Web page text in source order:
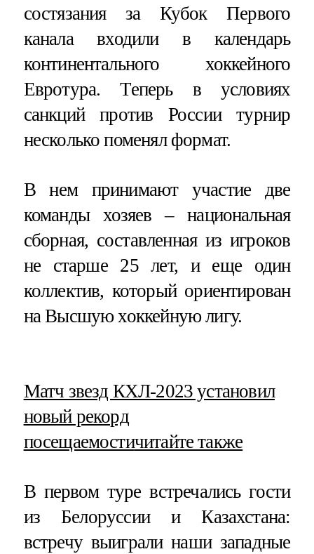
состязания за Кубок Первого
канала входили в календарь
континентального хоккейного
Евротура. Теперь в условиях
санкций против России турнир
несколько поменял формат.
В нем принимают участие две
команды хозяев – национальная
сборная, составленная из игроков
не старше 25 лет, и еще один
коллектив, который ориентирован
на Высшую хоккейную лигу.
​Матч звезд КХЛ-2023 установил
новый рекорд
посещаемостичитайте также
В первом туре встречались гости
из Белоруссии и Казахстана:
встречу выиграли наши западные